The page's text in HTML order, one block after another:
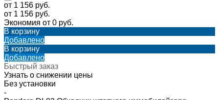
от 1 156 руб.
от 1 156 руб.
Экономия от 0 руб.
В корзину
Добавлено
В корзину
Добавлено
Быстрый заказ
Узнать о снижении цены
Без установки
-